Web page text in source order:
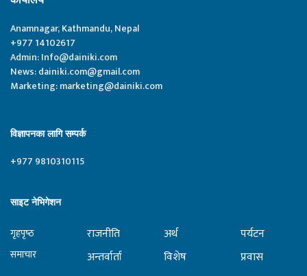
Anamnagar, Kathmandu, Nepal
+977 14102617
Admin:Info@dainiki.com
News:dainiki.com@gmail.com
Marketing:marketing@dainiki.com
विज्ञापनका लागि सम्पर्क
+977 9810310115
साइट नेभिगेशन
गृहपृष्‍ठ
समाचार
राजनीति
अन्तर्वार्ता
अर्थ
विशेष
पर्यटन
प्रवास